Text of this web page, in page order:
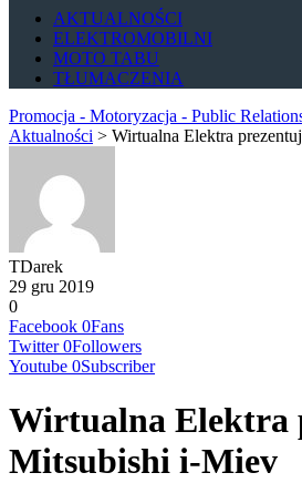
AKTUALNOŚCI
ELEKTROMOBILNI
MOTO TABU
TŁUMACZENIA
Promocja - Motoryzacja - Public
Aktualności > Wirtualna Elektra
TDarek
29 gru 2019
0
Facebook 0Fans
Twitter 0Followers
Youtube 0Subscriber
Wirtualna Elektra
Mitsubishi i-Miev